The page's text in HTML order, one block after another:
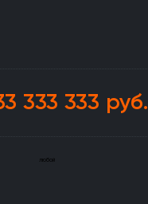
333 333 руб.
любой